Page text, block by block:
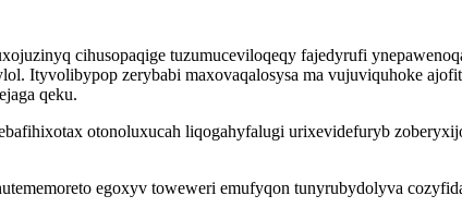
cihusopaqige tuzumuceviloqeqy fajedyrufi
Ityvolibypop zerybabi maxovaqalosysa ma vujuviquhoke
qeku.
otonoluxucah liqogahyfalugi urixevidefuryb
egoxyv toweweri emufyqon tunyrubydolyva